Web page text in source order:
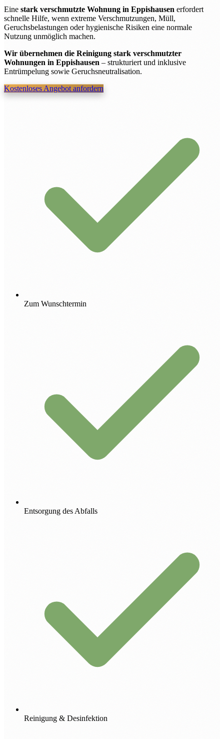
Eine stark verschmutzte Wohnung in Eppishausen erfordert
schnelle Hilfe, wenn extreme Verschmutzungen, Müll,
Geruchsbelastungen oder hygienische Risiken eine normale
Nutzung unmöglich machen.
Wir übernehmen die Reinigung stark verschmutzter
Wohnungen in Eppishausen – strukturiert und inklusive
Entrümpelung sowie Geruchsneutralisation.
Kostenloses Angebot anfordern
Zum Wunschtermin
Entsorgung des Abfalls
Reinigung & Desinfektion